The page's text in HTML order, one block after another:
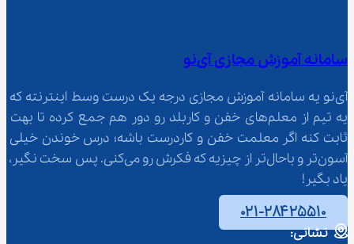
سامانه آموزش مجازی آی‌نو
آی‌نو یه سامانه آموزش مجازی درجه یک درست وسط اینترنته که
یه تیم از معلم‌‌های خفن و کاربلد رو دور هم جمع کرده تا بهت
ثابت کنه اگر معلمت خفن و کاردرست باشه؛ درس خوندن خیلی
آسون‌تر و باحال‌تر از چیزیه که فکرش رو می‌کنی. پس سخت نگیر،
یاد بگیر!
۰۲۱-۲۸۴۲۵۵۱۰
نشانی: